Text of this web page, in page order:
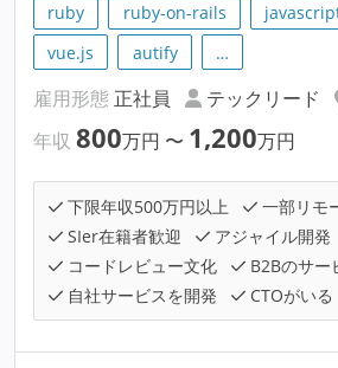
ruby ruby-on-rails
vue.js
autify …
雇用形態 正社員 テックリード
年収 800万円 〜 1,200万円
下限年収500万円以上
一部リモ
SIer在籍者歓迎
アジャイル開発
コードレビュー文化
B2Bのサー
自社サービスを開発
CTOがいる